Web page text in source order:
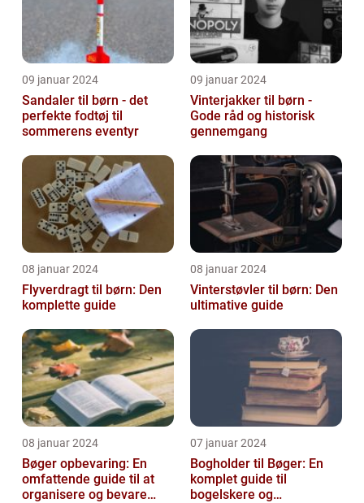
09 januar 2024
Sandaler til børn - det
perfekte fodtøj til
sommerens eventyr
09 januar 2024
Vinterjakker til børn -
Gode råd og historisk
gennemgang
08 januar 2024
Flyverdragt til børn: Den
komplette guide
08 januar 2024
Vinterstøvler til børn: Den
ultimative guide
08 januar 2024
Bøger opbevaring: En
omfattende guide til at
organisere og bevare
07 januar 2024
Bogholder til Bøger: En
komplet guide til
bogelskere og